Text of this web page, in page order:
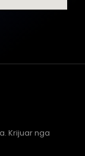
Krijuar nga